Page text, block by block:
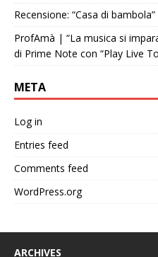
Recensione: “Casa di bambola”
ProfAmà | “La musica si
di Prime Note con “Play Live
META
Log in
Entries feed
Comments feed
WordPress.org
ARCHIVES